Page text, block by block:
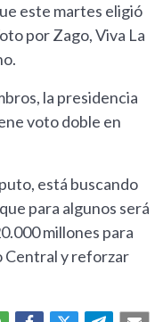
este martes eligió
por Zago, Viva La
la presidencia
voto doble en
está buscando
para algunos será
millones para
Central y reforzar